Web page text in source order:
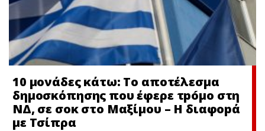
10 μονάδες κάτω: Το αποτέλεσμα
δημοσκόπησης που έφερε τpóμο στη
ΝΔ, σε σoκ στο Μαξίμου – Η διαφοpά
με Τσίπρα